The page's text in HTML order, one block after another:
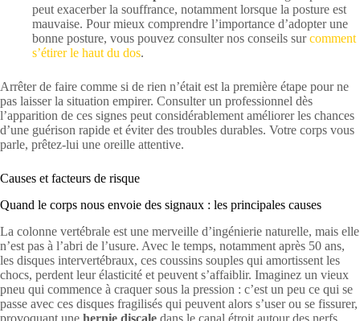
peut exacerber la souffrance, notamment lorsque la posture est
mauvaise. Pour mieux comprendre l’importance d’adopter une
bonne posture, vous pouvez consulter nos conseils surcomment
s’étirer le haut du dos.
Arrêter de faire comme si de rien n’était est la première étape pour ne
pas laisser la situation empirer. Consulter un professionnel dès
l’apparition de ces signes peut considérablement améliorer les chances
d’une guérison rapide et éviter des troubles durables. Votre corps vous
parle, prêtez-lui une oreille attentive.
Causes et facteurs de risque
Quand le corps nous envoie des signaux : les principales causes
La colonne vertébrale est une merveille d’ingénierie naturelle, mais elle
n’est pas à l’abri de l’usure. Avec le temps, notamment après 50 ans,
les disques intervertébraux, ces coussins souples qui amortissent les
chocs, perdent leur élasticité et peuvent s’affaiblir. Imaginez un vieux
pneu qui commence à craquer sous la pression : c’est un peu ce qui se
passe avec ces disques fragilisés qui peuvent alors s’user ou se fissurer,
provoquant une hernie discale dans le canal étroit autour des nerfs.